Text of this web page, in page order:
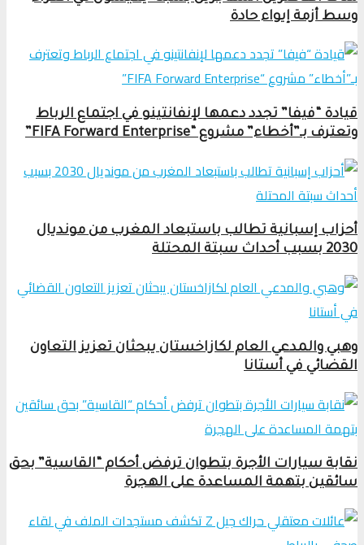
وسط أزمة إيواء حادة
قيادة “فيفا” تجدد دعمها لإنفانتينو في اجتماع الرباط
وتعترف بـ”أخطاء” مشروع “FIFA Forward Enterprise”
أحزاب إسبانية تطالب باستبعاد المغرب من مونديال
2030 بسبب أحداث سبتة المحتلة
وهبي والمدعي العام لكازاخستان يبحثان تعزيز التعاون
القضائي في أستانا
نقابة سيارات الأجرة بتطوان ترفض أحكام “القاسية” بحق
سائقين بتهمة المساعدة على الهجرة